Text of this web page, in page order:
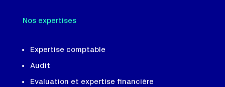
Nos expertises
Expertise comptable
Audit
Evaluation et expertise financière